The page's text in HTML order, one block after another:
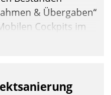
& Übergaben“
Cockpits im